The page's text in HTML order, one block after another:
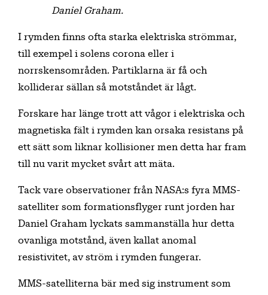
Daniel Graham.
I rymden finns ofta starka elektriska strömmar,
till exempel i solens corona eller i
norrskensområden. Partiklarna är få och
kolliderar sällan så motståndet är lågt.
Forskare har länge trott att vågor i elektriska och
magnetiska fält i rymden kan orsaka resistans på
ett sätt som liknar kollisioner men detta har fram
till nu varit mycket svårt att mäta.
Tack vare observationer från NASA:s fyra MMS-
satelliter som formationsflyger runt jorden har
Daniel Graham lyckats sammanställa hur detta
ovanliga motstånd, även kallat anomal
resistivitet, av ström i rymden fungerar.
MMS-satelliterna bär med sig instrument som